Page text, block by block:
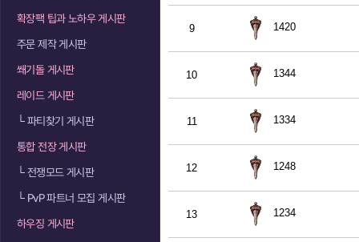
확장팩 팁과 노하우 게시판
주문 제작 게시판
쐐기돌 게시판
레이드 게시판
└파티찾기 게시판
통합 전장 게시판
└전쟁모드 게시판
└PvP 파트너 모집 게시판
하우징 게시판
9 1420
10 1344
11 1334
12 1248
13 1234